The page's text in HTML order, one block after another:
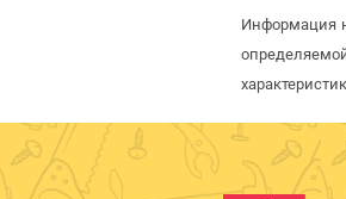
Информация